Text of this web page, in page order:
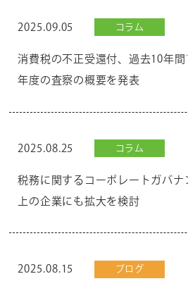
2025.09.05 コラム
消費税の不正受還付、過去10年間
年度の査察の概要を発表
2025.08.25 コラム
税務に関するコーポレートガバナ
上の企業にも拡大を検討
2025.08.15 ブログ